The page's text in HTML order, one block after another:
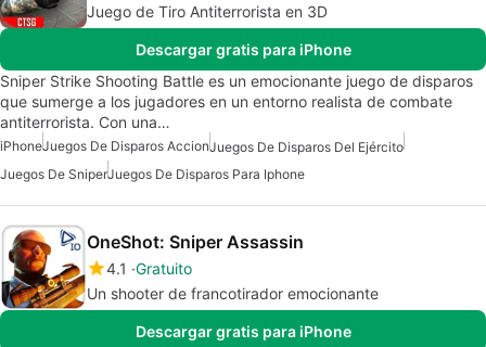
Juego de Tiro Antiterrorista en 3D
Descargar gratis para iPhone
Sniper Strike Shooting Battle es un emocionante juego de disparos
que sumerge a los jugadores en un entorno realista de combate
antiterrorista. Con una…
iPhoneJuegos De Disparos AccionJuegos De Disparos Del Ejército
Juegos De SniperJuegos De Disparos Para Iphone
OneShot: Sniper Assassin
4.1 Gratuito
Un shooter de francotirador emocionante
Descargar gratis para iPhone